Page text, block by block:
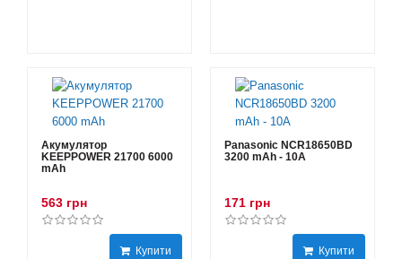
Акумулятор
KEEPPOWER 21700 6000
mAh
563 грн
Купити
Panasonic NCR18650BD
3200 mAh - 10А
171 грн
Купити